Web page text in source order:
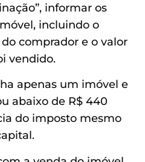
informar os
incluindo o
comprador e o valor
vendido.
apenas um imóvel e
abaixo de R$ 440
do imposto mesmo